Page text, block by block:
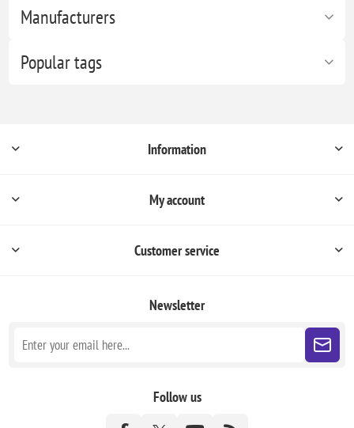
Manufacturers
Popular tags
Information
My account
Customer service
Newsletter
Follow us